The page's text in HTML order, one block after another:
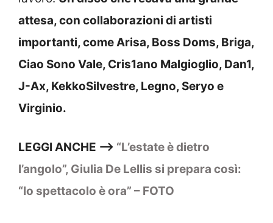
attesa, con collaborazioni di artisti
importanti, come Arisa, Boss Doms, Briga,
Ciao Sono Vale, Cris1ano Malgioglio, Dan1,
J-Ax, KekkoSilvestre, Legno, Seryo e
Virginio.
LEGGI ANCHE –> “L’estate è dietro
l’angolo”, Giulia De Lellis si prepara così:
“lo spettacolo è ora” – FOTO